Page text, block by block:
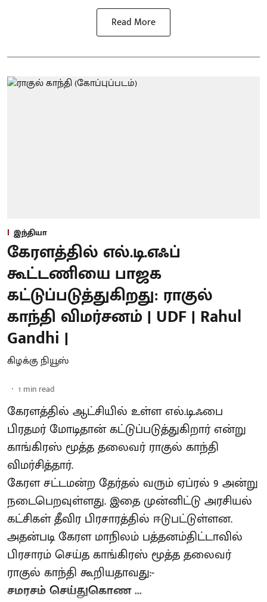
Read More
இந்தியா
கேரளத்தில் எல்.டி.எஃப்
கூட்டணியை பாஜக
கட்டுப்படுத்துகிறது: ராகுல்
காந்தி விமர்சனம் | UDF | Rahul
Gandhi |
கிழக்கு நியூஸ்
1 min read
கேரளத்தில் ஆட்சியில் உள்ள எல்.டி.ஃபை
பிரதமர் மோடிதான் கட்டுப்படுத்துகிறார் என்று
காங்கிரஸ் மூத்த தலைவர் ராகுல் காந்தி
விமர்சித்தார்.
கேரள சட்டமன்ற தேர்தல் வரும் ஏப்ரல் 9 அன்று
நடைபெறவுள்ளது. இதை முன்னிட்டு அரசியல்
கட்சிகள் தீவிர பிரசாரத்தில் ஈடுபட்டுள்ளன.
அதன்படி கேரள மாநிலம் பத்தனம்திட்டாவில்
பிரசாரம் செய்த காங்கிரஸ் மூத்த தலைவர்
ராகுல் காந்தி கூறியதாவது:-
சமரசம் செய்துகொண ...